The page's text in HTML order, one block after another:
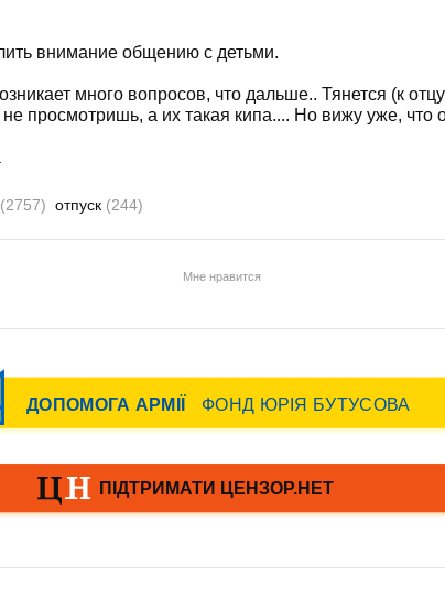
внимание общению с детьми.
много вопросов, что дальше.. Тянется (к
просмотришь, а их такая кипа.... Но вижу уже, что
(2757) отпуск (244)
Мне нравится